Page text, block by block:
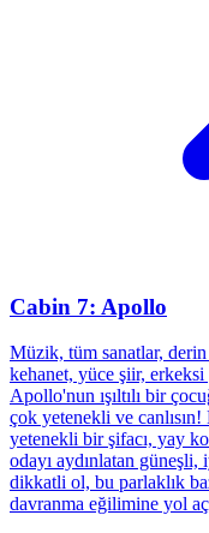
Cabin 7: Apollo
Müzik, tüm sanatlar, derin
kehanet, yüce şiir,
Apollo'nun ışıltılı bir
çok yetenekli ve canlısın!
yetenekli bir şifacı, yay
odayı aydınlatan
dikkatli ol, bu parlaklık
davranma eğilimine yol